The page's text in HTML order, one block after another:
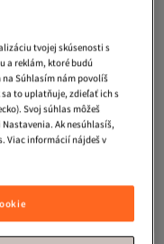
MID PRINT
zdarma
tvojej skúsenosti s
a reklám, ktoré budú
Súhlasím nám povolíš
sa to uplatňuje, zdieľať ich s
Svoj súhlas môžeš
Ak nesúhlasíš,
Viac informácií nájdeš v